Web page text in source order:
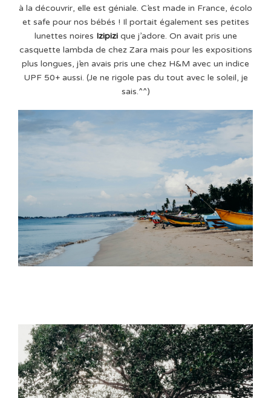
à la découvrir, elle est géniale. C’est made in France, écolo
et safe pour nos bébés ! Il portait également ses petites
lunettes noires Izipizique j’adore. On avait pris une
casquette lambda de chez Zara mais pour les expositions
plus longues, j’en avais pris une chez H&M avec un indice
UPF 50+ aussi. (Je ne rigole pas du tout avec le soleil, je
sais.^^)